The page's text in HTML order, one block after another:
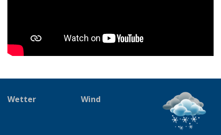
Wetter Wind